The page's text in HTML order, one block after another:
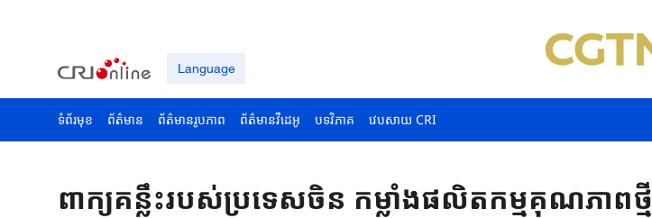
Language
ទំព័រមុខ ព័ត៌មាន ព័ត៌មានរូបភាព ព័ត៌មានវីដេអូ បទវិភាគ វេបសាយ CRI
ពាក្យគន្លឹះរបស់ប្រទេសចិន កម្លាំងផលិតកម្មគុណភាពថ្មី